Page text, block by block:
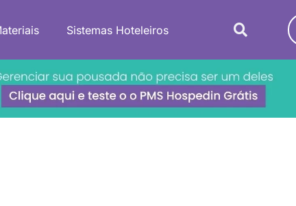
Sistemas Hoteleiros